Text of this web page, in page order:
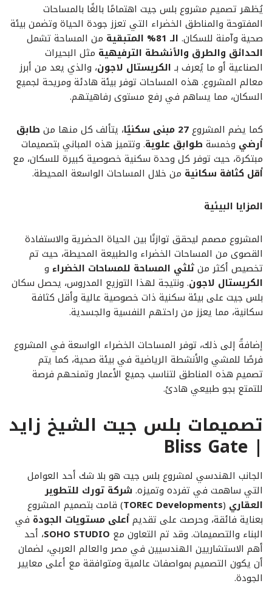
يُظهر تصميم مشروع بلس جيت اهتمامًا بالغًا بالمساحات
المفتوحة والمناطق الخضراء التي تعزز جودة الحياة وتضمن بيئة
صحية وآمنة للسكان. الـ 81% المتبقية
من المساحة تشمل
الحدائق والطرق والأنشطة الترفيهية مثل البحيرات
الصناعية أو ما يُعرف بـ الكريستال لاجون، والذي يعد من أبرز
معالم المشروع. هذه المساحات توفر بيئة هادئة ومريحة لجميع
السكان، مما يساهم في رفع مستوى رفاهيتهم.
كما يضم المشروع27 مبنى سكنيًا ، يتألف كل منها من طابق
أرضي وخمسة طوابق علوية. وتتميز هذه المباني بتصميمات
مبتكرة، حيث توفر كل وحدة سكنية خصوصية كبيرة للسكان، مع
أقل كثافة سكانية من خلال المساحات الواسعة المحيطة.
المزايا البيئية
المشروع مصمم ليحقق توازنًا بين الحياة الحضرية والاستفادة
القصوى من المساحات الخضراء والطبيعة المحيطة، حيث تم
تخصيص أكثر منثلثي المساحة للمساحات الخضراء و
الكريستال لاجون. ونتيجة لهذا التوزيع المدروس، يحصل سكان
بلس جيت على بيئة سكنية ذات خصوصية عالية وأقل كثافة
سكانية، مما يعزز من راحتهم النفسية والجسدية.
إضافةً إلى ذلك، توفر المساحات الخضراء الواسعة في المشروع
فرصًا للمشي والأنشطة الرياضية في بيئة صحية، كما يتم
تصميم هذه المناطق لتناسب جميع الأعمار وتمنحهم فرصة
للتمتع بجو طبيعي هادئ.
تصميمات بلس جيت الشيخ زايد
| Bliss Gate
الجانب الهندسي لمشروع بلس جيت هو بلا شك أحد العوامل
التي ساهمت في تفرده وتميزه. شركة تورك للتطوير
العقاري (
TOREC Developments) قامت بتصميم المشروع
بعناية فائقة، وحرصت على تقديمأعلى مستويات الجودة في
البناء والتصميمات. وقد تم التعاون مع SOHO STUDIO، أحد
أهم الاستشاريين الهندسيين في مصر والعالم العربي، لضمان
أن يكون التصميم بمواصفات عالمية ومتوافقة مع أعلى معايير
الجودة.